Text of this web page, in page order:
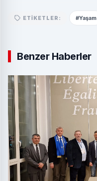
ETIKETLER: #Yaşam
Benzer Haberler